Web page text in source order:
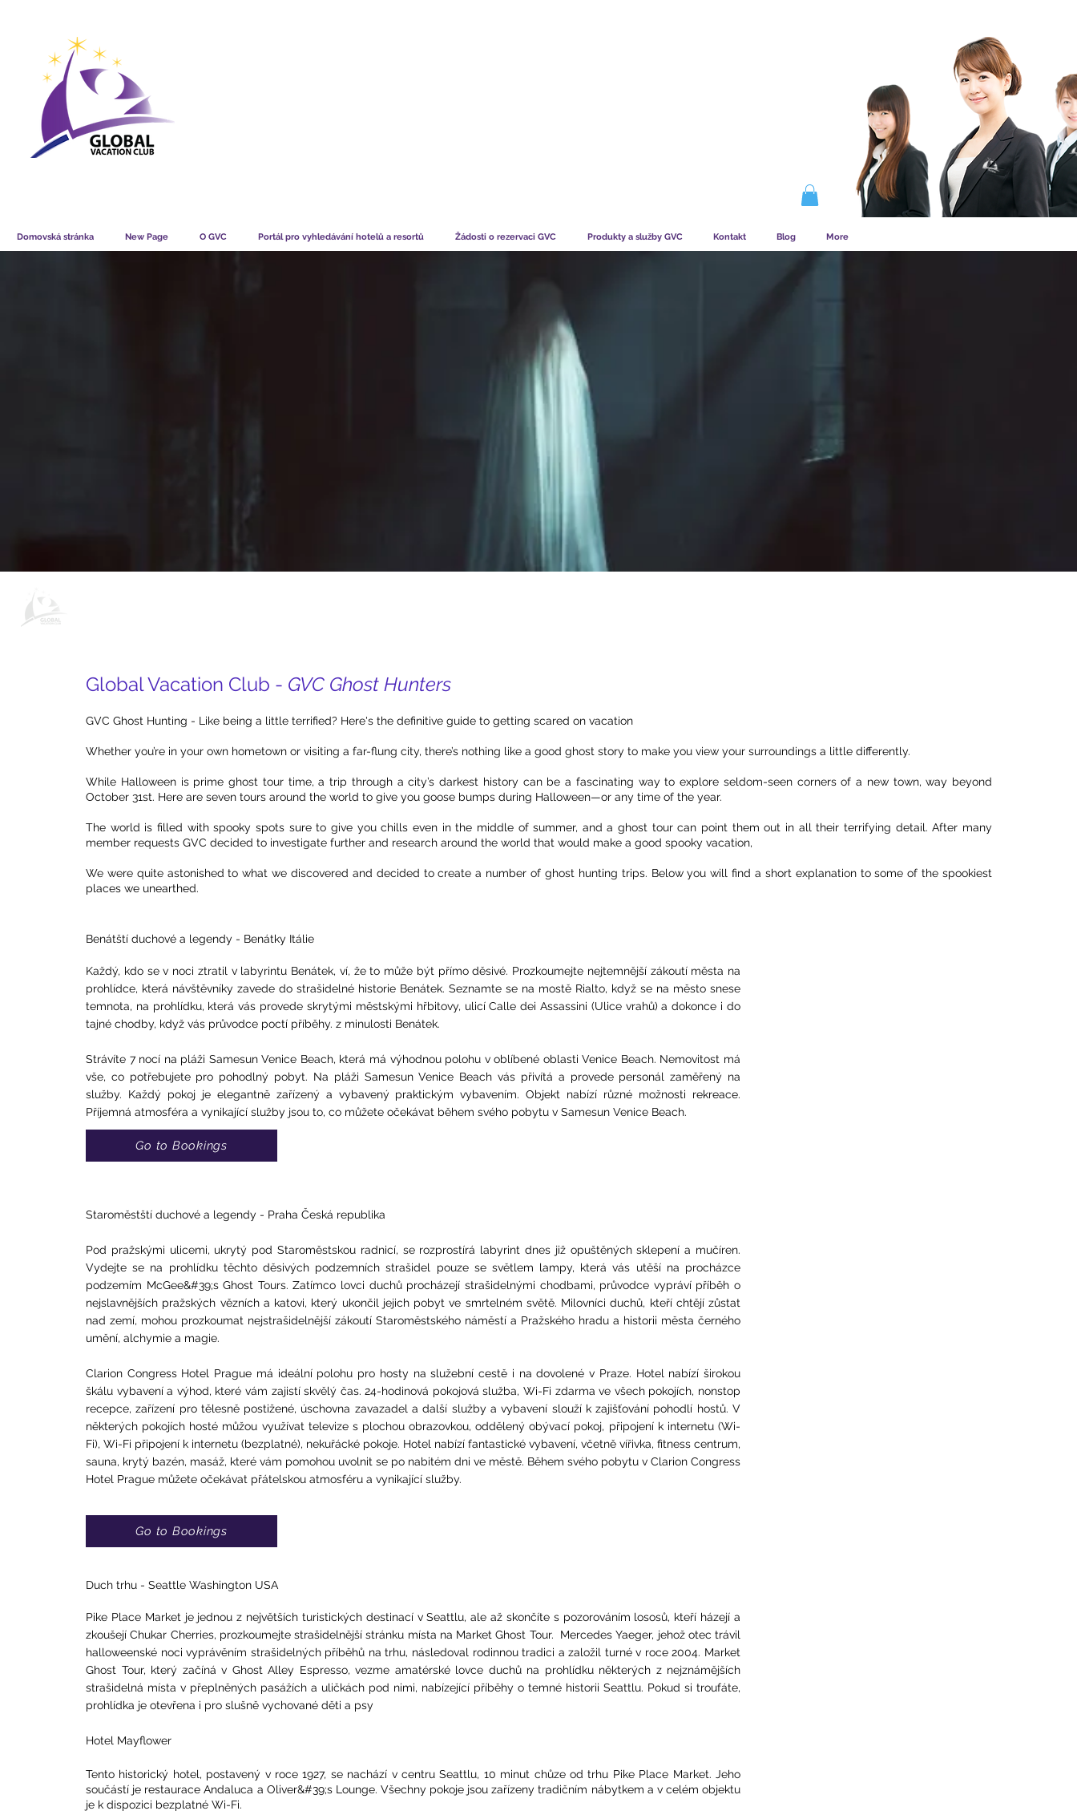
Domovská stránka New Page O GVC Portál pro vyhledávání hotelů a resortů Žádosti o rezervaci GVC Produkty a služby GVC Kontakt Blog More
Global Vacation Club - GVC Ghost Hunters
GVC Ghost Hunting - Like being a little terrified? Here's the definitive guide to getting scared on vacation
Whether you’re in your own hometown or visiting a far-flung city, there’s nothing like a good ghost story to make you view your surroundings a little differently.
While Halloweenis prime ghost tour time, a trip through a city’s darkest history can be a fascinating way to explore seldom-seen corners of a new town, way beyond
October 31st. Here are seven tours around the world to give you goose bumps during Halloween—or any time of the year.
The world is filled with spooky spots sure to give you chills even in the middle of summer, and a ghost tour can point them out in all their terrifying detail. After many
member requests GVC decided to investigate further and research around the world that would make a good spooky vacation,
We were quite astonished to what we discovered and decided to create a number of ghost hunting trips. Below you will find a short explanation to some of the spookiest
places we unearthed.
Benátští duchové a legendy - Benátky Itálie
Každý, kdo se v noci ztratil v labyrintu Benátek, ví, že to může být přímo děsivé. Prozkoumejte nejtemnější zákoutí města na
prohlídce, která návštěvníky zavede do strašidelné historie Benátek. Seznamte se na mostě Rialto, když se na město snese
temnota, na prohlídku, která vás provede skrytými městskými hřbitovy, ulicí Calle dei Assassini (Ulice vrahů) a dokonce i do
tajné chodby, když vás průvodce poctí příběhy. z minulosti Benátek.
Strávíte 7 nocí na pláži Samesun Venice Beach, která má výhodnou polohu v oblíbené oblasti Venice Beach. Nemovitost má
vše, co potřebujete pro pohodlný pobyt. Na pláži Samesun Venice Beach vás přivítá a provede personál zaměřený na
služby. Každý pokoj je elegantně zařízený a vybavený praktickým vybavením. Objekt nabízí různé možnosti rekreace.
Příjemná atmosféra a vynikající služby jsou to, co můžete očekávat během svého pobytu v Samesun Venice Beach.
Go to Bookings
Staroměstští duchové a legendy - Praha Česká republika
Pod pražskými ulicemi, ukrytý pod Staroměstskou radnicí, se rozprostírá labyrint dnes již opuštěných sklepení a mučíren.
Vydejte se na prohlídku těchto děsivých podzemních strašidel pouze se světlem lampy, která vás utěší na procházce
podzemím McGee&#39;s Ghost Tours. Zatímco lovci duchů procházejí strašidelnými chodbami, průvodce vypráví příběh o
nejslavnějších pražských vězních a katovi, který ukončil jejich pobyt ve smrtelném světě. Milovníci duchů, kteří chtějí zůstat
nad zemí, mohou prozkoumat nejstrašidelnější zákoutí Staroměstského náměstí a Pražského hradu a historii města černého
umění, alchymie a magie.
Clarion Congress Hotel Prague má ideální polohu pro hosty na služební cestě i na dovolené v Praze. Hotel nabízí širokou
škálu vybavení a výhod, které vám zajistí skvělý čas. 24-hodinová pokojová služba, Wi-Fi zdarma ve všech pokojích, nonstop
recepce, zařízení pro tělesně postižené, úschovna zavazadel a další služby a vybavení slouží k zajišťování pohodlí hostů. V
některých pokojích hosté můžou využívat televize s plochou obrazovkou, oddělený obývací pokoj, připojení k internetu (Wi-
Fi), Wi-Fi připojení k internetu (bezplatné), nekuřácké pokoje. Hotel nabízí fantastické vybavení, včetně vířivka, fitness centrum,
sauna, krytý bazén, masáž, které vám pomohou uvolnit se po nabitém dni ve městě. Během svého pobytu v Clarion Congress
Hotel Prague můžete očekávat přátelskou atmosféru a vynikající služby.
Go to Bookings
Duch trhu - Seattle Washington USA
Pike Place Market je jednou z největších turistických destinací v Seattlu, ale až skončíte s pozorováním lososů, kteří házejí a
zkoušejí Chukar Cherries, prozkoumejte strašidelnější stránku místa na Market Ghost Tour. Mercedes Yaeger, jehož otec trávil
halloweenské noci vyprávěním strašidelných příběhů na trhu, následoval rodinnou tradici a založil turné v roce 2004. Market
Ghost Tour, který začíná v Ghost Alley Espresso, vezme amatérské lovce duchů na prohlídku některých z nejznámějších
strašidelná místa v přeplněných pasážích a uličkách pod nimi, nabízející příběhy o temné historii Seattlu. Pokud si troufáte,
prohlídka je otevřena i pro slušně vychované děti a psy
Hotel Mayflower
Tento historický hotel, postavený v roce 1927, se nachází v centru Seattlu, 10 minut chůze od trhu Pike Place Market. Jeho
součástí je restaurace Andaluca a Oliver&#39;s Lounge. Všechny pokoje jsou zařízeny tradičním nábytkem a v celém objektu
je k dispozici bezplatné Wi-Fi.